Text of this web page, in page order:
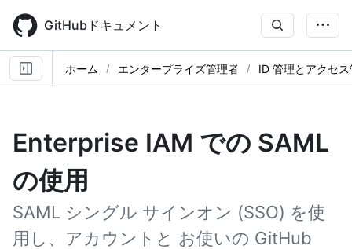
main
content
GitHubドキュメント
ホーム エンタープライズ管理者 ID 管理とアクセ
Enterprise IAM での SAML
の使用
SAML シングル サインオン (SSO) を使
用し、アカウントと お使いの GitHub